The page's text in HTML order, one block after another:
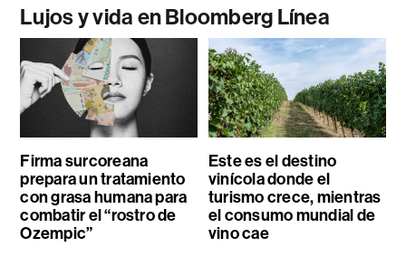
Lujos y vida en Bloomberg Línea
Firma surcoreana
prepara un tratamiento
con grasa humana para
combatir el “rostro de
Ozempic”
Este es el destino
vinícola donde el
turismo crece, mientras
el consumo mundial de
vino cae